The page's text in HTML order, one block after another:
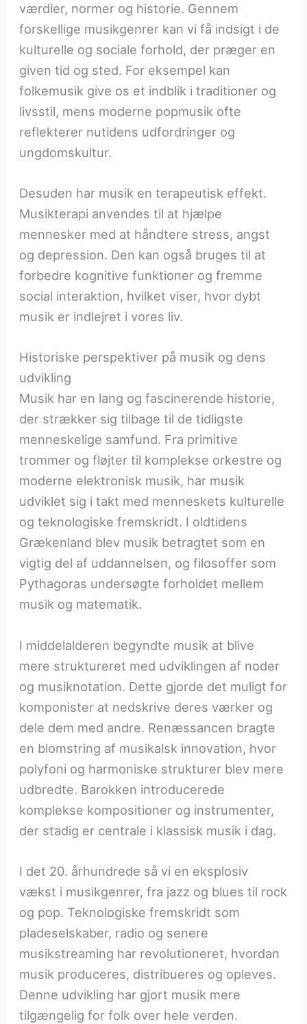
værdier, normer og historie. Gennem
forskellige musikgenrer kan vi få indsigt i de
kulturelle og sociale forhold, der præger en
given tid og sted. For eksempel kan
folkemusik give os et indblik i traditioner og
livsstil, mens moderne popmusik ofte
reflekterer nutidens udfordringer og
ungdomskultur.
Desuden har musik en terapeutisk effekt.
Musikterapi anvendes til at hjælpe
mennesker med at håndtere stress, angst
og depression. Den kan også bruges til at
forbedre kognitive funktioner og fremme
social interaktion, hvilket viser, hvor dybt
musik er indlejret i vores liv.
Historiske perspektiver på musik og dens
udvikling
Musik har en lang og fascinerende historie,
der strækker sig tilbage til de tidligste
menneskelige samfund. Fra primitive
trommer og fløjter til komplekse orkestre og
moderne elektronisk musik, har musik
udviklet sig i takt med menneskets kulturelle
og teknologiske fremskridt. I oldtidens
Grækenland blev musik betragtet som en
vigtig del af uddannelsen, og filosoffer som
Pythagoras undersøgte forholdet mellem
musik og matematik.
I middelalderen begyndte musik at blive
mere struktureret med udviklingen af noder
og musiknotation. Dette gjorde det muligt for
komponister at nedskrive deres værker og
dele dem med andre. Renæssancen bragte
en blomstring af musikalsk innovation, hvor
polyfoni og harmoniske strukturer blev mere
udbredte. Barokken introducerede
komplekse kompositioner og instrumenter,
der stadig er centrale i klassisk musik i dag.
I det 20. århundrede så vi en eksplosiv
vækst i musikgenrer, fra jazz og blues til rock
og pop. Teknologiske fremskridt som
pladeselskaber, radio og senere
musikstreaming har revolutioneret, hvordan
musik produceres, distribueres og opleves.
Denne udvikling har gjort musik mere
tilgængelig for folk over hele verden.